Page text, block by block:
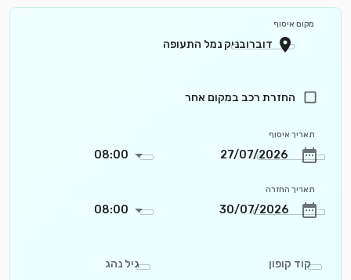
מקום איסוף
החזרת רכב במקום אחר
תאריך איסוף
08:00
תאריך החזרה
08:00
קוד קופון גיל נהג